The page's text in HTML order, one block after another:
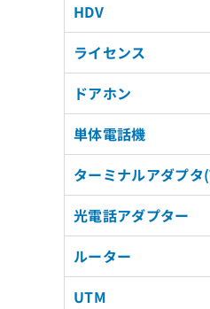
HDV
ライセンス
ドアホン
単体電話機
ターミナルアダプタ
光電話アダプター
ルーター
UTM